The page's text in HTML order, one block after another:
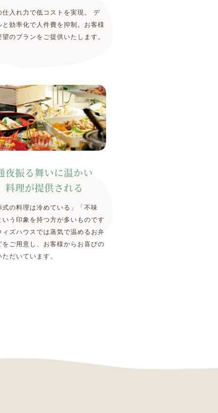
仕入れ力で低コストを実現。 デ
と効率化で人件費を抑制。お客様
望のプランをご提供いたします。
夜振る舞いに温かい
料理が提供される
式の料理は冷めている」「不味
いう印象を持つ方が多いものです
ィズハウスでは蒸気で温めるお弁
をご用意し、お客様からお喜びの
ただいています。